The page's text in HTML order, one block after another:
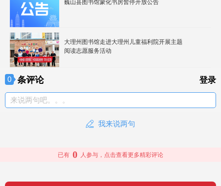
巍山县图书馆蒙化书房暂停开放公告
大理州图书馆走进大理州儿童福利院开展主题
阅读志愿服务活动
0 条评论 登录
来说两句吧。。。
我来说两句
已有 0 人参与，点击查看更多精彩评论